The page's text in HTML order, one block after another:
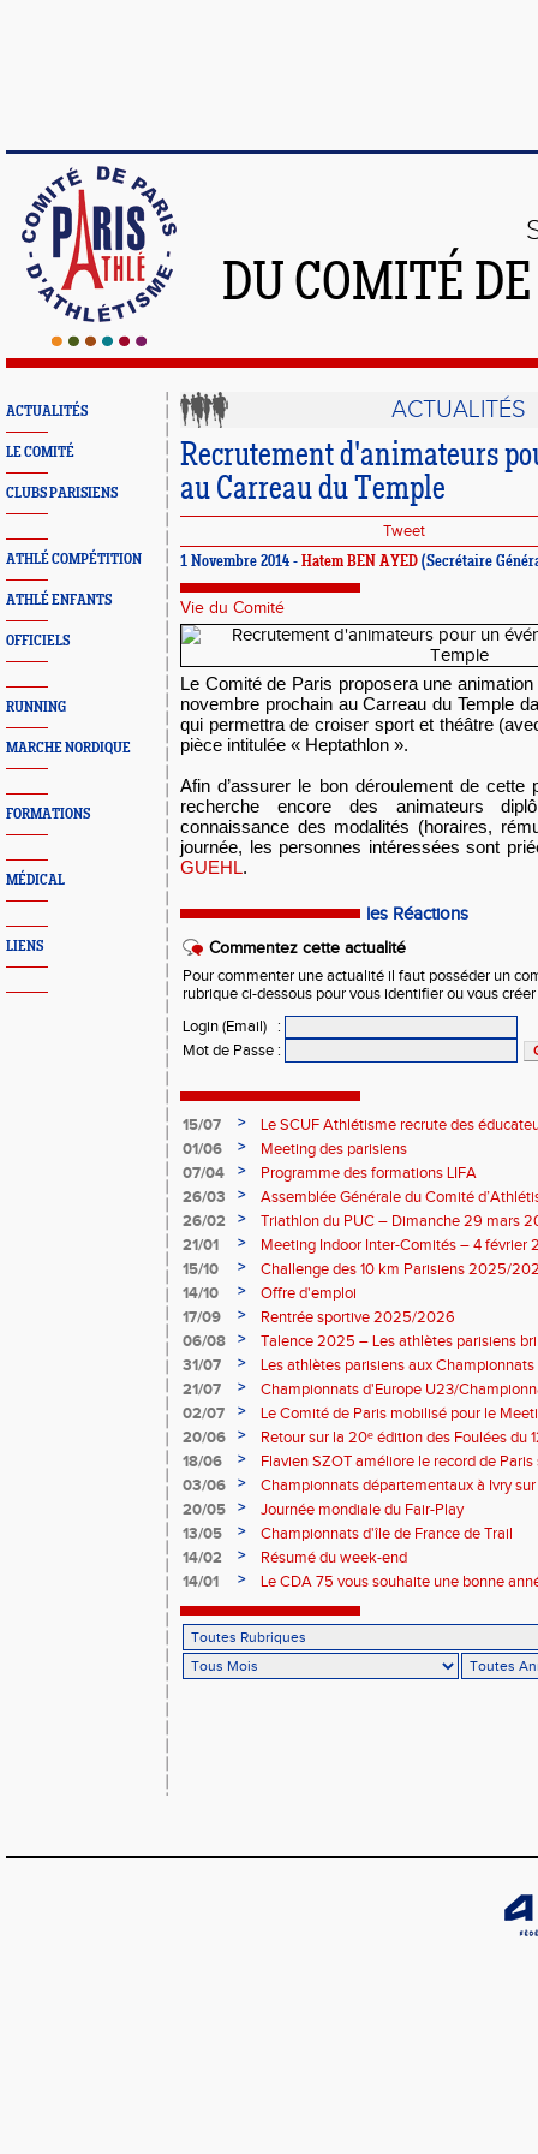
DU COMITÉ
ACTUALITÉS
LE COMITÉ
CLUBS PARISIENS
ATHLÉ COMPÉTITION
ATHLÉ ENFANTS
OFFICIELS
RUNNING
MARCHE NORDIQUE
FORMATIONS
MÉDICAL
LIENS
ACTUALITÉS
Recrutement d'animateurs
au Carreau du Temple
Tweet
1 Novembre 2014 - Hatem BEN AYED (Secrétaire
Vie du Comité
Le Comité de Paris proposera une
novembre prochain au Carreau du Temple
qui permettra de croiser sport et théâtre
pièce intitulée « Heptathlon ».
Afin d’assurer le bon déroulement de
recherche encore des animateurs
connaissance des modalités (horaires,
journée, les personnes intéressées sont
GUEHL.
les Réactions
Commentez cette actualité
Pour commenter une actualité il faut posséder un
rubrique ci-dessous pour vous identifier ou vous
Login (Email)
:
Mot de Passe :
15/07 >
Le SCUF Athlétisme recrute des
2026-2027 !
01/06 >
Meeting des parisiens
07/04
>
Programme des formations LIFA
26/03
>
Assemblée Générale du Comité
26/02
>
Triathlon du PUC – Dimanche 29 mars
21/01
>
Meeting Indoor Inter-Comités – 4 février
15/10
>
Challenge des 10 km Parisiens 2025/
14/10
>
Offre d'emploi
17/09
>
Rentrée sportive 2025/2026
06/08
>
Talence 2025 – Les athlètes parisiens
de France Élite
31/07 >
Les athlètes parisiens aux
21/07
>
Championnats d'Europe U23/
02/07
>
Le Comité de Paris mobilisé pour le
20/06
>
Retour sur la 20ᵉ édition des Foulées du
18/06
>
Flavien SZOT améliore le record de Paris
03/06
>
Championnats départementaux à Ivry
20/05
>
Journée mondiale du Fair-Play
13/05
>
Championnats d'île de France de Trail
14/02
>
Résumé du week-end
14/01
> Le CDA 75 vous souhaite une bonne